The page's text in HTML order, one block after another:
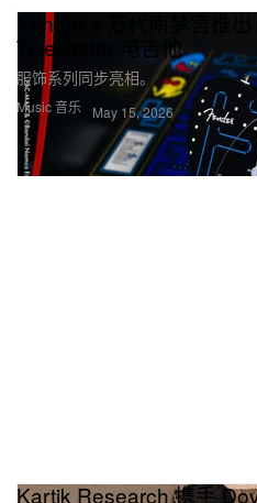
Music 音乐
Fender x 万代南梦宫推
Telecaster 电吉他
服饰系列同步亮相。
May 15, 2026
Kartik Research 携手